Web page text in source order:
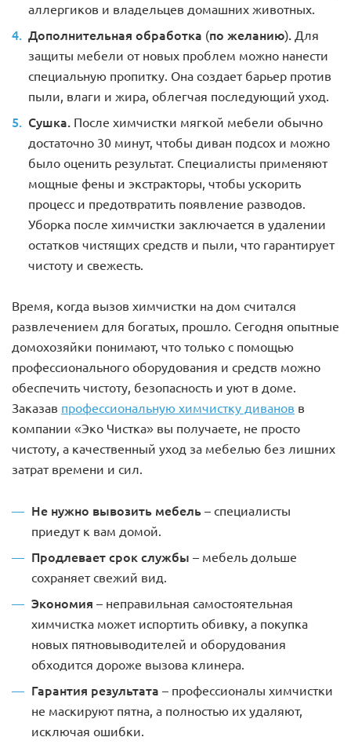
аллергиков и владельцев домашних животных.
Дополнительная обработка (по желанию). Для
защиты мебели от новых проблем можно нанести
специальную пропитку. Она создает барьер против
пыли, влаги и жира, облегчая последующий уход.
Сушка. После химчистки мягкой мебели обычно
достаточно 30 минут, чтобы диван подсох и можно
было оценить результат. Специалисты применяют
мощные фены и экстракторы, чтобы ускорить
процесс и предотвратить появление разводов.
Уборка после химчистки заключается в удалении
остатков чистящих средств и пыли, что гарантирует
чистоту и свежесть.
Время, когда вызов химчистки на дом считался
развлечением для богатых, прошло. Сегодня опытные
домохозяйки понимают, что только с помощью
профессионального оборудования и средств можно
обеспечить чистоту, безопасность и уют в доме.
Заказав профессиональную химчистку диванов в
компании «Эко Чистка» вы получаете, не просто
чистоту, а качественный уход за мебелью без лишних
затрат времени и сил.
Не нужно вывозить мебель– специалисты
приедут к вам домой.
Продлевает срок службы – мебель дольше
сохраняет свежий вид.
Экономия – неправильная самостоятельная
химчистка может испортить обивку, а покупка
новых пятновыводителей и оборудования
обходится дороже вызова клинера.
Гарантия результата – профессионалы химчистки
не маскируют пятна, а полностью их удаляют,
исключая ошибки.